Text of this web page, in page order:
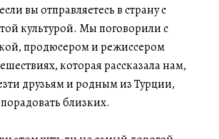
вы отправляетесь в страну с
культурой. Мы поговорили с
продюсером и режиссером
которая рассказала нам,
друзьям и родным из Турции,
близких.